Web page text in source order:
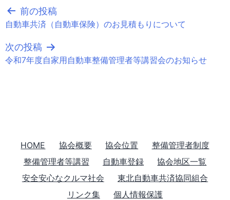
稿
ナ
ビ
ョ
ン
前の投稿
自動車共済（自動車保険）のお見積もりについて
次の投稿
令和7年度自家用自動車整備管理者等講習会のお知らせ
HOME 協会概要 協会位置
整備管理者制度
整備管理者等講習
自動車登録
協会地区一覧
安全安心なクルマ社会
東北自動車共済協同組合
リンク集
個人情報保護